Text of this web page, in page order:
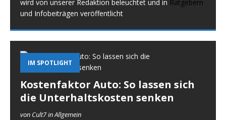
wird von unserer Redaktion beleuchtet und in Ratgebern
und Infobeiträgen veröffentlicht
IM SPOTLIGHT
Kostenfaktor Auto: So lassen sich
die Unterhaltskosten senken
von Cult7 in Allgemein